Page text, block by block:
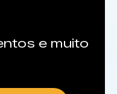
e muito